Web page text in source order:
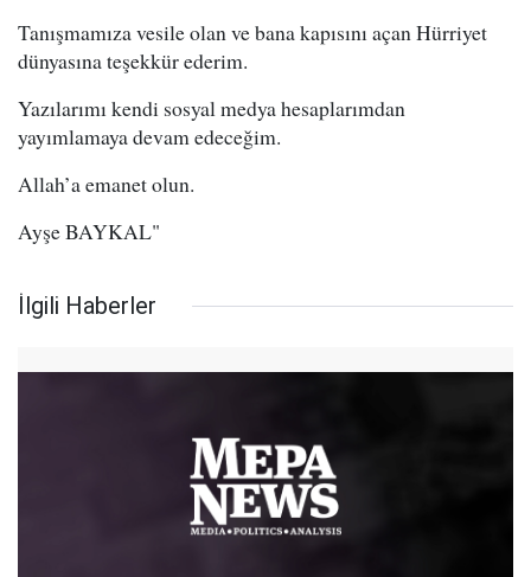
Tanışmamıza vesile olan ve bana kapısını açan Hürriyet
dünyasına teşekkür ederim.
Yazılarımı kendi sosyal medya hesaplarımdan
yayımlamaya devam edeceğim.
Allah’a emanet olun.
Ayşe BAYKAL"
İlgili Haberler